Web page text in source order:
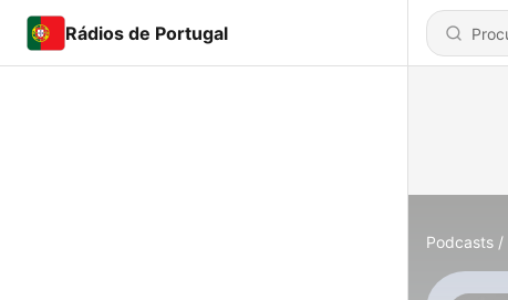
Rádios de Portugal
Podcasts